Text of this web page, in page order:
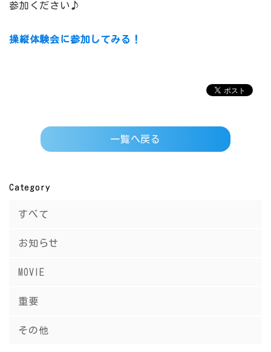
参加ください♪
操縦体験会に参加してみる！
一覧へ戻る
Category
すべて
お知らせ
MOVIE
重要
その他